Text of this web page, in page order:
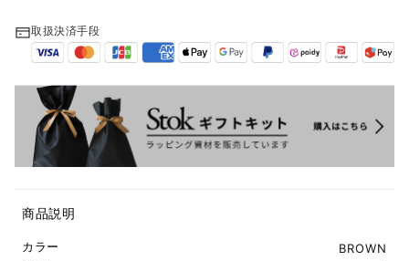
取扱決済手段
商品説明
カラー
BROWN